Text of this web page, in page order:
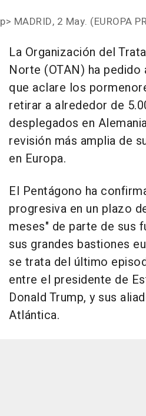
p> MADRID, 2 May. (EUROPA
La Organización del
Norte (OTAN) ha pedido
que aclare los
retirar a alrededor de
desplegados en
revisión más amplia de
en Europa.
El Pentágono ha
progresiva en un plazo
meses" de parte de sus
sus grandes bastiones
se trata del último
entre el presidente de
Donald Trump, y sus
Atlántica.